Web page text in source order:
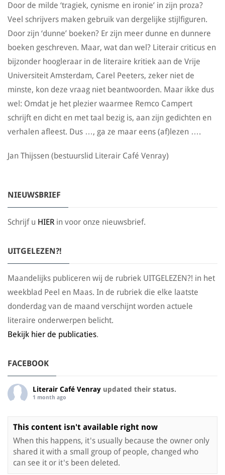
Door de milde ‘tragiek, cynisme en ironie’ in zijn proza?
Veel schrijvers maken gebruik van dergelijke stijlfiguren.
Door zijn ‘dunne’ boeken? Er zijn meer dunne en dunnere
boeken geschreven. Maar, wat dan wel? Literair criticus en
bijzonder hoogleraar in de literaire kritiek aan de Vrije
Universiteit Amsterdam, Carel Peeters, zeker niet de
minste, kon deze vraag niet beantwoorden. Maar ikke dus
wel: Omdat je het plezier waarmee Remco Campert
schrijft en dicht en met taal bezig is, aan zijn gedichten en
verhalen afleest. Dus …, ga ze maar eens (af)lezen ….
Jan Thijssen (bestuurslid Literair Café Venray)
NIEUWSBRIEF
Schrijf u HIER in voor onze nieuwsbrief.
UITGELEZEN?!
Maandelijks publiceren wij de rubriek UITGELEZEN?! in het
weekblad Peel en Maas. In de rubriek die elke laatste
donderdag van de maand verschijnt worden actuele
literaire onderwerpen belicht.
Bekijk hier de publicaties.
FACEBOOK
Literair Café Venray updated their status.
1 month ago
This content isn't available right now
When this happens, it's usually because the owner only
shared it with a small group of people, changed who
can see it or it's been deleted.